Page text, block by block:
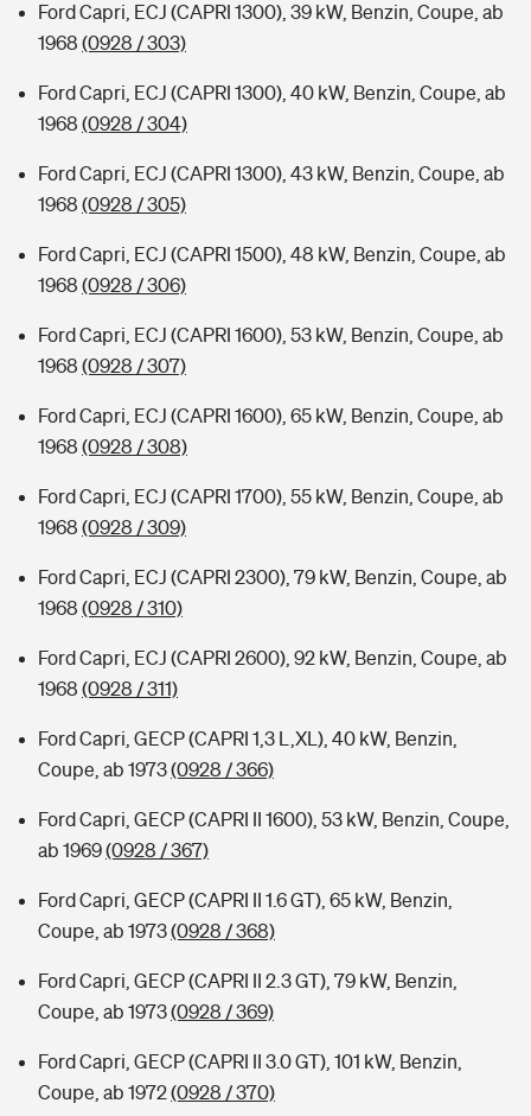
Kinderunfall-Check: Mehr Sicherheit für deine Kids
Typklassen: So ist Ihr Auto eingestuft
Ford Capri, ECJ (CAPRI 1300), 39 kW, Benzin, Coupe, ab
1968 (0928 / 303)
Ford Capri, ECJ (CAPRI 1300), 40 kW, Benzin, Coupe, ab
1968 (0928 / 304)
Ford Capri, ECJ (CAPRI 1300), 43 kW, Benzin, Coupe, ab
1968 (0928 / 305)
Ford Capri, ECJ (CAPRI 1500), 48 kW, Benzin, Coupe, ab
1968 (0928 / 306)
Ford Capri, ECJ (CAPRI 1600), 53 kW, Benzin, Coupe, ab
1968 (0928 / 307)
Ford Capri, ECJ (CAPRI 1600), 65 kW, Benzin, Coupe, ab
1968 (0928 / 308)
Ford Capri, ECJ (CAPRI 1700), 55 kW, Benzin, Coupe, ab
1968 (0928 / 309)
Ford Capri, ECJ (CAPRI 2300), 79 kW, Benzin, Coupe, ab
1968 (0928 / 310)
Ford Capri, ECJ (CAPRI 2600), 92 kW, Benzin, Coupe, ab
1968 (0928 / 311)
Ford Capri, GECP (CAPRI 1,3 L,XL), 40 kW, Benzin,
Coupe, ab 1973(0928 / 366)
Ford Capri, GECP (CAPRI II 1600), 53 kW, Benzin, Coupe,
ab 1969(0928 / 367)
Ford Capri, GECP (CAPRI II 1.6 GT), 65 kW, Benzin,
Coupe, ab 1973(0928 / 368)
Ford Capri, GECP (CAPRI II 2.3 GT), 79 kW, Benzin,
Coupe, ab 1973(0928 / 369)
Ford Capri, GECP (CAPRI II 3.0 GT), 101 kW, Benzin,
Coupe, ab 1972(0928 / 370)